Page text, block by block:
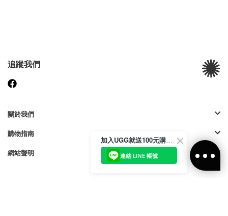
追蹤我們
關於我們
購物指南
網站聲明
加入UGG就送100元購物金
連結 LINE 帳號